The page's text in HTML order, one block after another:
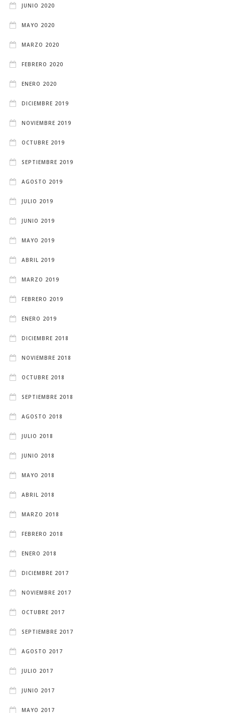
JUNIO 2020
MAYO 2020
MARZO 2020
FEBRERO 2020
ENERO 2020
DICIEMBRE 2019
NOVIEMBRE 2019
OCTUBRE 2019
SEPTIEMBRE 2019
AGOSTO 2019
JULIO 2019
JUNIO 2019
MAYO 2019
ABRIL 2019
MARZO 2019
FEBRERO 2019
ENERO 2019
DICIEMBRE 2018
NOVIEMBRE 2018
OCTUBRE 2018
SEPTIEMBRE 2018
AGOSTO 2018
JULIO 2018
JUNIO 2018
MAYO 2018
ABRIL 2018
MARZO 2018
FEBRERO 2018
ENERO 2018
DICIEMBRE 2017
NOVIEMBRE 2017
OCTUBRE 2017
SEPTIEMBRE 2017
AGOSTO 2017
JULIO 2017
JUNIO 2017
MAYO 2017